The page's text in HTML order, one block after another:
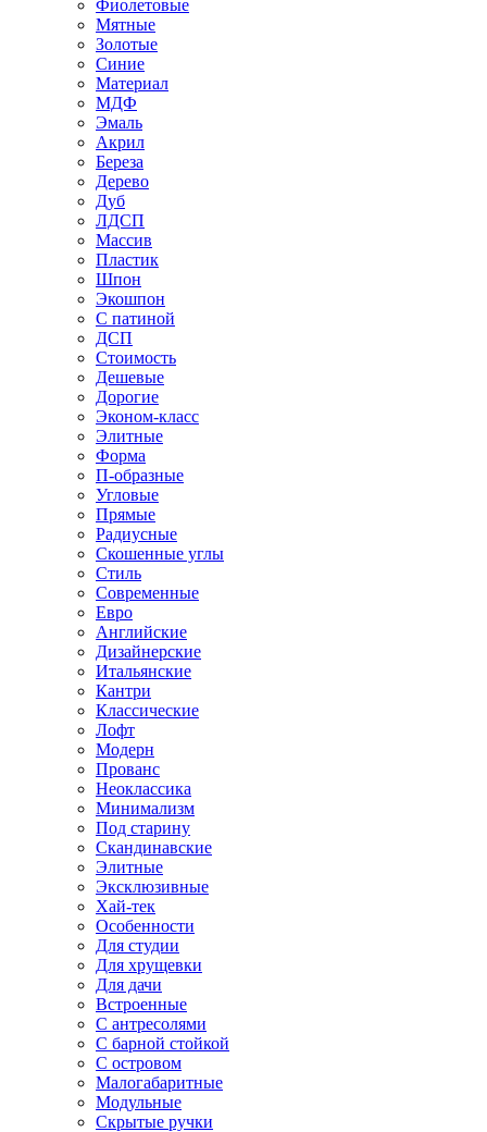
Фиолетовые
Мятные
Золотые
Синие
Материал
МДФ
Эмаль
Акрил
Береза
Дерево
Дуб
ЛДСП
Массив
Пластик
Шпон
Экошпон
С патиной
ДСП
Стоимость
Дешевые
Дорогие
Эконом-класс
Элитные
Форма
П-образные
Угловые
Прямые
Радиусные
Скошенные углы
Стиль
Современные
Евро
Английские
Дизайнерские
Итальянские
Кантри
Классические
Лофт
Модерн
Прованс
Неоклассика
Минимализм
Под старину
Скандинавские
Элитные
Эксклюзивные
Хай-тек
Особенности
Для студии
Для хрущевки
Для дачи
Встроенные
С антресолями
С барной стойкой
С островом
Малогабаритные
Модульные
Скрытые ручки